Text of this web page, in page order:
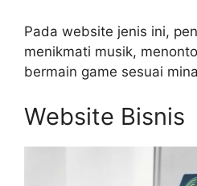
Pada website jenis ini,
menikmati musik,
bermain game sesuai
Website Bisnis